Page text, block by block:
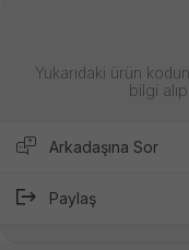
Yukarıdaki ürün
bilgi
Arkadaşına Sor
Paylaş